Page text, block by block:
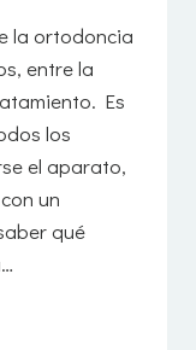
la ortodoncia
entre la
Es
los
el aparato,
un
qué